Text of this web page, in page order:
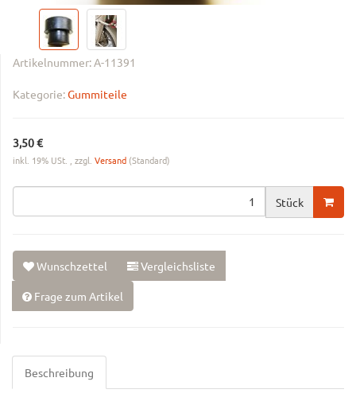
Artikelnummer:A-11391
Kategorie:Gummiteile
3,50 €
inkl. 19% USt. , zzgl. Versand (Standard)
Stück
Wunschzettel Vergleichsliste
Frage zum Artikel
Beschreibung